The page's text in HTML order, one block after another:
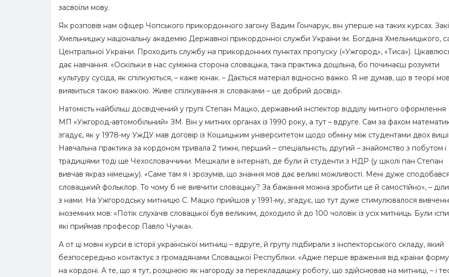
засвоїли мову.
Як розповів нам офіцер Чопського прикордонного загону Вадим Гончарук, він уперше на таких курсах.
Хмельницьку національну академію Державної прикордонної служби України ім. Богдана Хмельницького,
Центральної України. Проходить службу на прикордонних пунктах пропуску («Ужгород», «Тиса»).
дає навчання. «Оскільки в нас суміжна сторона словацька, така практика доцільна, бо починаєш розуміти
культуру сусіда, як спілкуються, – каже юнак. – Дається матеріал відносно важко. Я не думав, що в теорії
виявиться такою важкою. Живе спілкування зі словаками – це добрий досвід».
Натомість найбільш досвідчений у групі Степан Мацко, державний інспектор відділу митного
МП «Ужгород-автомобільний» ЗМ. Він у митних органах із 1990 року, а тут – вдруге. Сам за фахом математик
згадує, як у 1978-му УжДУ мав договір із Кошицьким університетом щодо обміну між студентами двох
Навчальна практика за кордоном тривала 2 тижні, перший – спеціальність, другий – знайомство з побутом і
традиціями тоді ще Чехословаччини. Мешкали в інтернаті, де були й студенти з НДР (у школі пан Степан
вивчав якраз німецьку). «Саме там я і зрозумів, що знання мов дає великі можливості. Мені дуже сподобався
словацький фольклор. То чому б не вивчити словацьку? За бажання можна зробити це й самостійно», –
з нами. На Ужгородську митницю С. Мацко прийшов у 1991-му, згадує, що тут дуже стимулювалося
іноземних мов: «Потік слухачів словацької був великим, доходило й до 100 чоловік із усіх митниць. Були
які приймав професор Павло Чучка».
А от ці мовні курси в історії української митниці – вдруге, й групу підбирали з інспекторського складу, який
безпосередньо контактує з громадянами Словацької Республіки. «Адже перше враження від країни
на кордоні. А те, що я тут, розцінюю як нагороду за перекладацьку роботу, що здійснював на митниці, – і